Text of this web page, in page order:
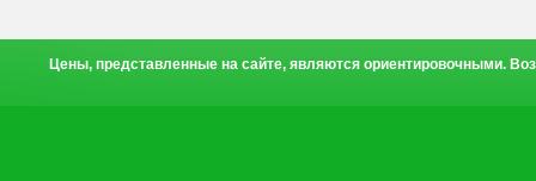
Цены, представленные на сайте, являются ориентировочными.